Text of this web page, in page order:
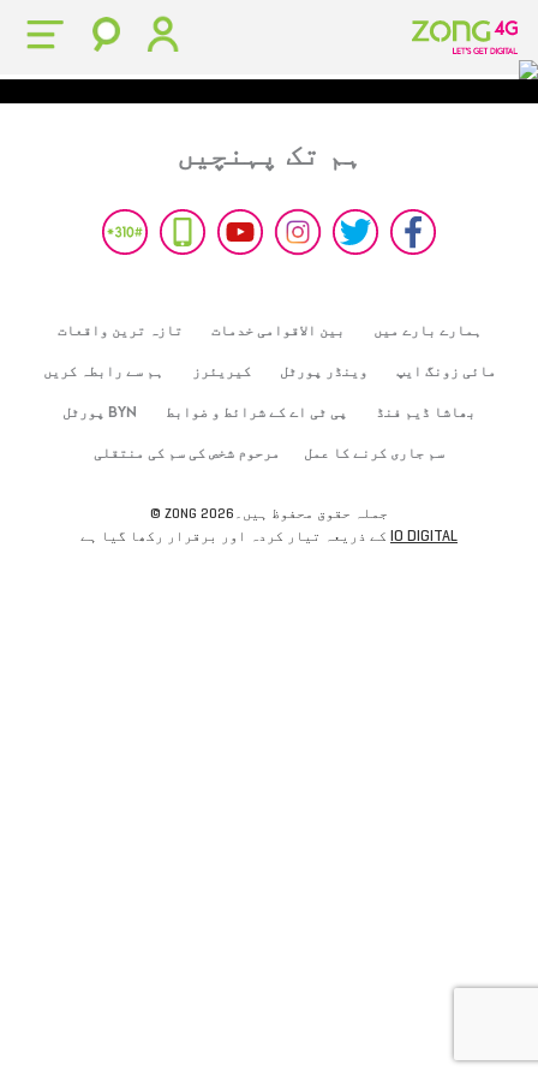
ہم تک پہنچیں
ہمارے بارے میں بین الاقوامی خدمات تازہ ترین واقعات
مائی زونگ ایپ وینڈر پورٹل کیریئرز ہم سے رابطہ کریں
بھاشا ڈیم فنڈ پی ٹی اے کے شرائط و ضوابط BYN پورٹل
سم جاری کرنے کا عمل مرحوم شخص کی سم کی منتقلی
© ZONG 2026جملہ حقوق محفوظ ہیں۔
IO DIGITAL